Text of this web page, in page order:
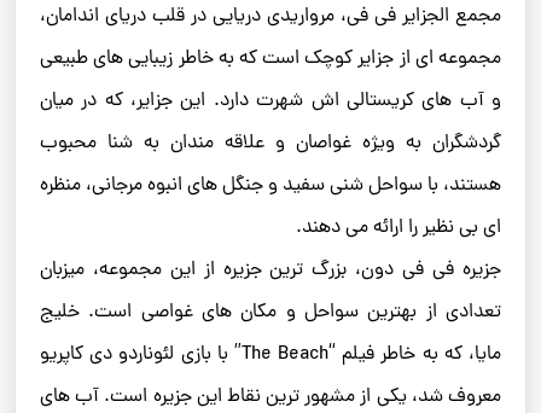
مجمع ‌الجزایر فی ‌فی، مرواریدی دریایی در قلب دریای اندامان،
مجموعه ‌ای از جزایر کوچک است که به خاطر زیبایی‌ های طبیعی
و آب ‌های کریستالی ‌اش شهرت دارد. این جزایر، که در میان
گردشگران به‌ ویژه غواصان و علاقه‌ مندان به شنا محبوب
هستند، با سواحل شنی سفید و جنگل ‌های انبوه مرجانی، منظره‌
ای بی‌ نظیر را ارائه می ‌دهند.
جزیره فی ‌فی دون، بزرگ ‌ترین جزیره از این مجموعه، میزبان
تعدادی از بهترین سواحل و مکان‌ های غواصی است. خلیج
مایا، که به خاطر فیلم “The Beach” با بازی لئوناردو دی ‌کاپریو
معروف شد، یکی از مشهور ترین نقاط این جزیره است. آب‌ های